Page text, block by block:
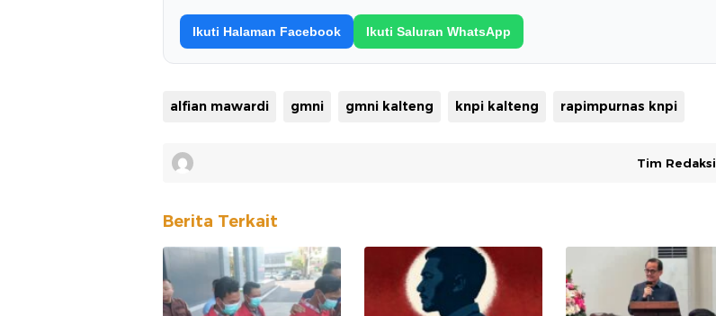
Ikuti Halaman Facebook Ikuti Saluran WhatsApp
alfian mawardi gmni gmni kalteng knpi kalteng rapimpurnas knpi
Tim Redaksi
Berita Terkait